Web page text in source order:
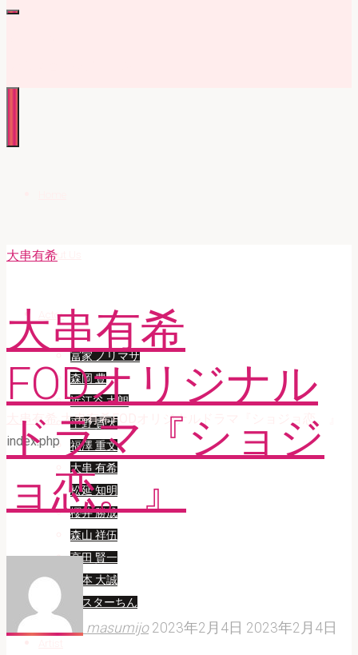
About Us
Actor
冨家 ノリマサ
森岡 豊
近江谷 太朗
平野 貴大
福澤 重文
大串 有希
松延 知明
櫻井 勝成
森山 祥伍
高田 賢一
宮本 大誠
ミスターちん
Home
大串有希
大串有希FODオリジナルドラマ『ショジョ恋。』
index.php
大串有希
大串有希
FODオリジナル
ドラマ『ショジ
ョ恋。』
masumijo 2023年2月4日 2023年2月4日